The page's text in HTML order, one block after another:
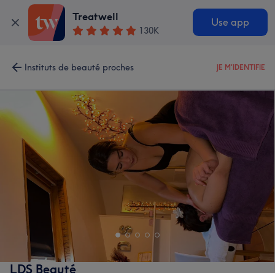
Treatwell
130K
Use app
Instituts de beauté proches JE M'IDENTIFIE
LDS Beauté